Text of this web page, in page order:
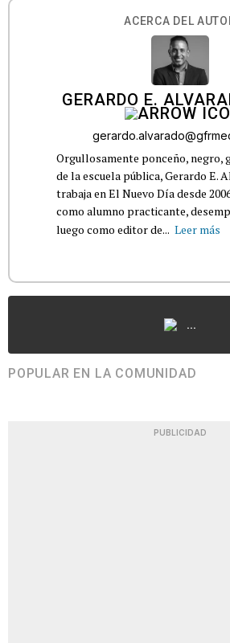
ACERCA DEL
GERARDO E.
Orgullosamente ponceño, negro,
de la escuela pública, Gerardo E.
trabaja en El Nuevo Día desde
como alumno practicante,
luego como editor de... Leer más
...
POPULAR EN LA COMUNIDAD
PUBLICIDAD